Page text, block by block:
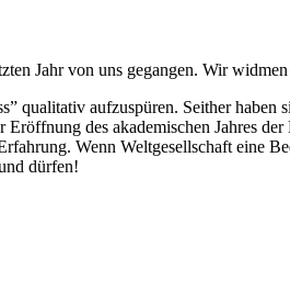
Jahr von uns gegangen. Wir
qualitativ aufzuspüren. Seither haben
des akademischen Jahres
Wenn Weltgesellschaft eine
dürfen!